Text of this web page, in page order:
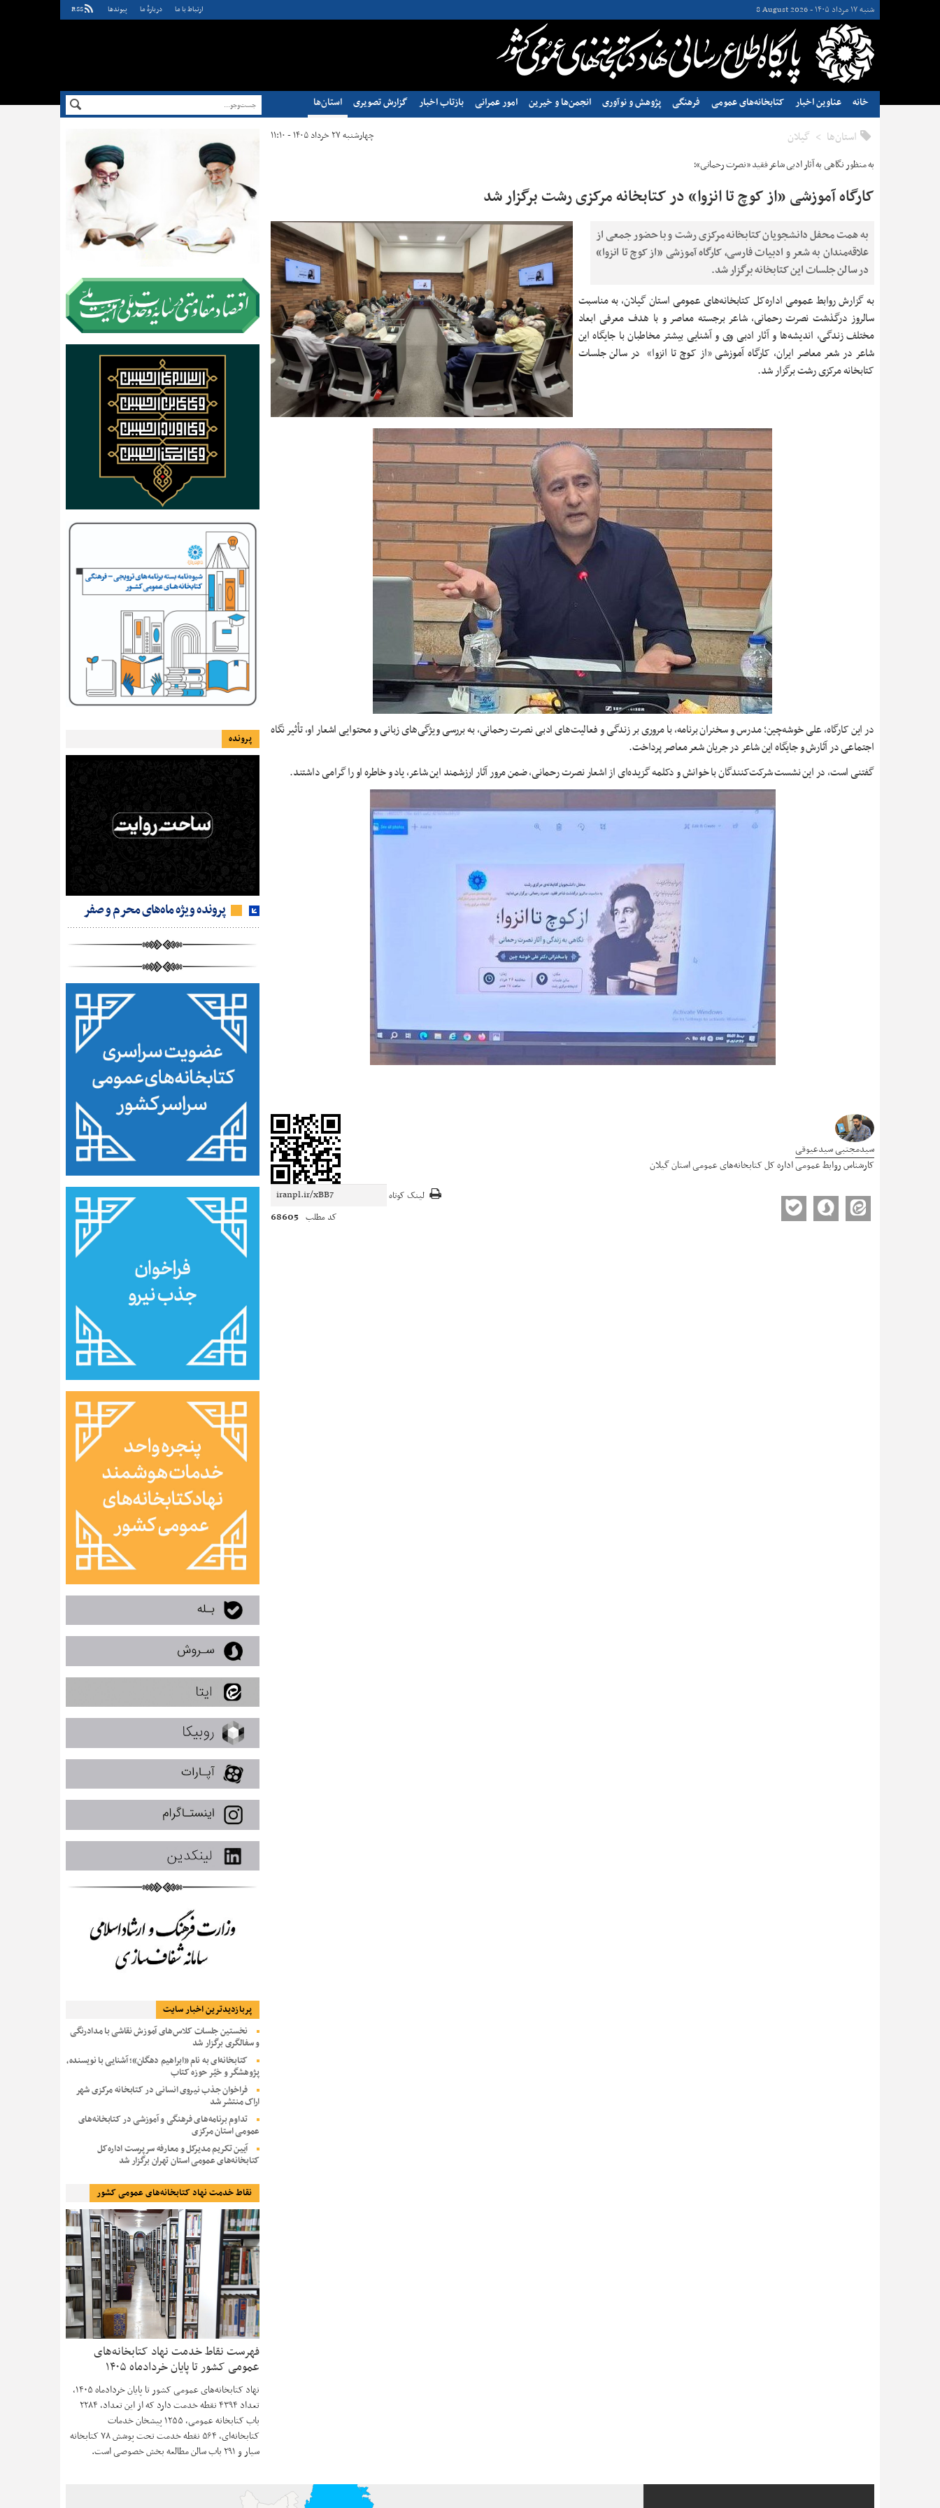
شنبه ۱۷ مرداد ۱۴۰۵ - 8 August 2026 ارتباط با ما دربارهٔ ما پيوندها RSS
خانه عناوین اخبار کتابخانه‌های عمومی فرهنگی پژوهش و نوآوری انجمن‌ها و خیرین امور عمرانی بازتاب اخبار گزارش تصویری استان‌ها
استان‌ها گيلان چهارشنبه ۲۷ خرداد ۱۴۰۵ - ۱۱:۱۰
به منظور نگاهی به آثار ادبی شاعر فقید «نصرت رحمانی»؛
کارگاه آموزشی «از کوچ تا انزوا» در کتابخانه مرکزی رشت برگزار شد
به همت محفل دانشجویان کتابخانه مرکزی رشت و با حضور جمعی از
علاقه‌مندان به شعر و ادبیات فارسی، کارگاه آموزشی «از کوچ تا انزوا»
در سالن جلسات این کتابخانه برگزار شد.
به گزارش روابط عمومی اداره‌کل کتابخانه‌های عمومی استان گیلان، به مناسبت
سالروز درگذشت نصرت رحمانی، شاعر برجسته معاصر و با هدف معرفی ابعاد
مختلف زندگی، اندیشه‌ها و آثار ادبی وی و آشنایی بیشتر مخاطبان با جایگاه این
شاعر در شعر معاصر ایران، کارگاه آموزشی «از کوچ تا انزوا» در سالن جلسات
کتابخانه مرکزی رشت برگزار شد.
در این کارگاه، علی خوشه‌چین؛ مدرس و سخنران برنامه، با مروری بر زندگی و فعالیت‌های ادبی نصرت رحمانی، به بررسی ویژگی‌های زبانی و محتوایی اشعار او، تأثیر نگاه
اجتماعی در آثارش و جایگاه این شاعر در جریان شعر معاصر پرداخت.
گفتنی است، در این نشست شرکت‌کنندگان با خوانش و دکلمه گزیده‌ای از اشعار نصرت رحمانی، ضمن مرور آثار ارزشمند این شاعر، یاد و خاطره او را گرامی داشتند.
سیدمجتبی سیدعیوقی
کارشناس روابط عمومی اداره کل کتابخانه‌های عمومی استان گیلان
لینک کوتاه
کد مطلب 68605
پرونده
پرونده ویژه ماه‌های محرم و صفر
پربازديدترين اخبار سایت
نخستین جلسات کلاس‌های آموزش نقاشی با مدادرنگی
و سفالگری برگزار شد
کتابخانه‌ای به نام «ابراهیم دهگان»؛ آشنایی با نویسنده،
پژوهشگر و خیّر حوزه کتاب
فراخوان جذب نیروی انسانی در کتابخانه مرکزی شهر
اراک منتشر شد
تداوم برنامه‌های فرهنگی و آموزشی در کتابخانه‌های
عمومی استان مرکزی
آیین تکریم مدیرکل و معارفه سرپرست اداره‌کل
کتابخانه‌های عمومی استان تهران برگزار شد
نقاط خدمت نهاد کتابخانه‌های عمومی کشور
فهرست نقاط خدمت نهاد کتابخانه‌های
عمومی کشور تا پایان خردادماه ۱۴۰۵
نهاد کتابخانه‌های عمومی کشور تا پایان خردادماه ۱۴۰۵،
تعداد ۴۳۹۴ نقطه خدمت دارد که از این تعداد، ۲۲۸۴
باب کتابخانه عمومی، ۱۲۵۵ پیشخان خدمات
کتابخانه‌ای، ۵۶۴ نقطه خدمت تحت پوشش ۷۸ کتابخانه
سیار و ۲۹۱ باب سالن مطالعه بخش خصوصی است.